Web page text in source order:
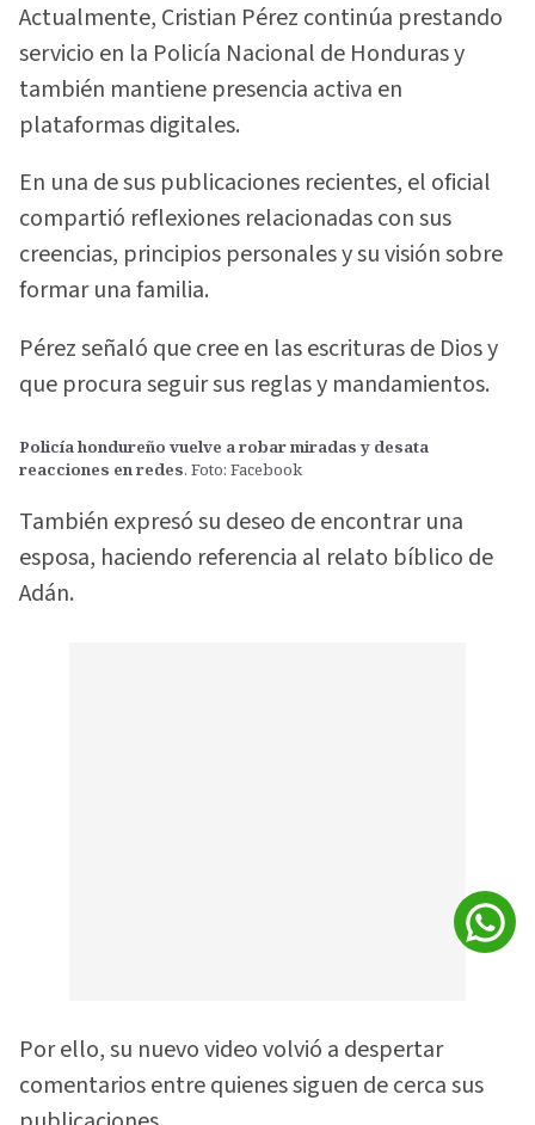
Actualmente, Cristian Pérez continúa prestando
servicio en la Policía Nacional de Honduras y
también mantiene presencia activa en
plataformas digitales.
En una de sus publicaciones recientes, el oficial
compartió reflexiones relacionadas con sus
creencias, principios personales y su visión sobre
formar una familia.
Pérez señaló que cree en las escrituras de Dios y
que procura seguir sus reglas y mandamientos.
Policía hondureño vuelve a robar miradas y desata
reacciones en redes. Foto: Facebook
También expresó su deseo de encontrar una
esposa, haciendo referencia al relato bíblico de
Adán.
Por ello, su nuevo video volvió a despertar
comentarios entre quienes siguen de cerca sus